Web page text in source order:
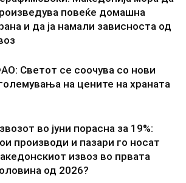
повеќе домашна
и да ја намали зависноста од
Светот се соочува со нови
на цените на храната
во јуни порасна за 19%:
производи и пазари го носат
извоз во првата
од 2026?